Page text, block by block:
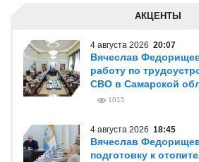
АКЦЕНТЫ
4 августа 2026 20:07
Вячеслав
работу по
СВО в Самарской
1015
4 августа 2026 18:45
Вячеслав
подготовку к